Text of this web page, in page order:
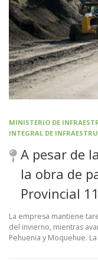
MINISTERIO DE
INTEGRAL DE
A pesar de
la obra de
Provincial 11
La empresa mantiene
del invierno, mientras
Pehuenia y Moquehue.